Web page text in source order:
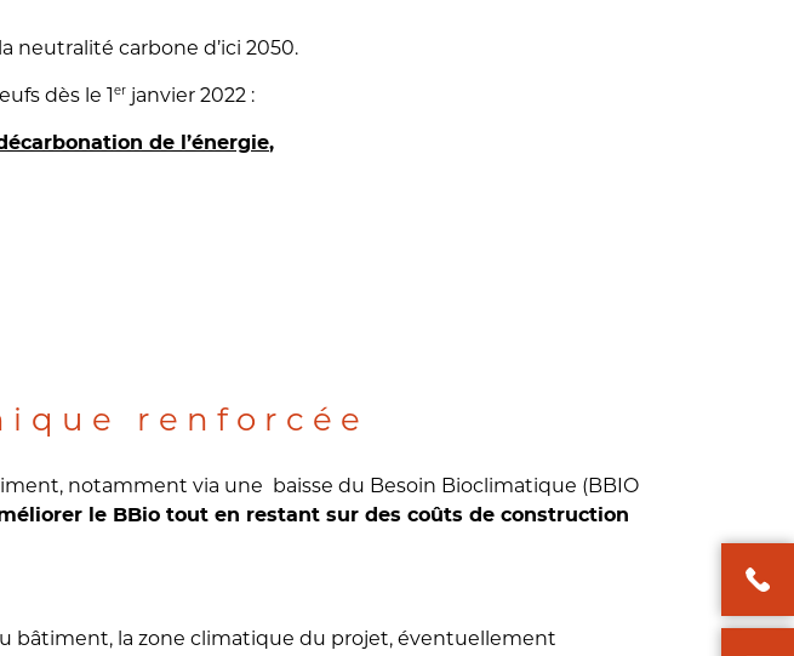
neutralité carbone d’ici 2050.
dès le 1 er janvier 2022 :
de l’énergie,
renforcée
notamment via une baisse du Besoin Bioclimatique (BBIO
le BBio tout en restant sur des coûts de construction
bâtiment, la zone climatique du projet, éventuellement